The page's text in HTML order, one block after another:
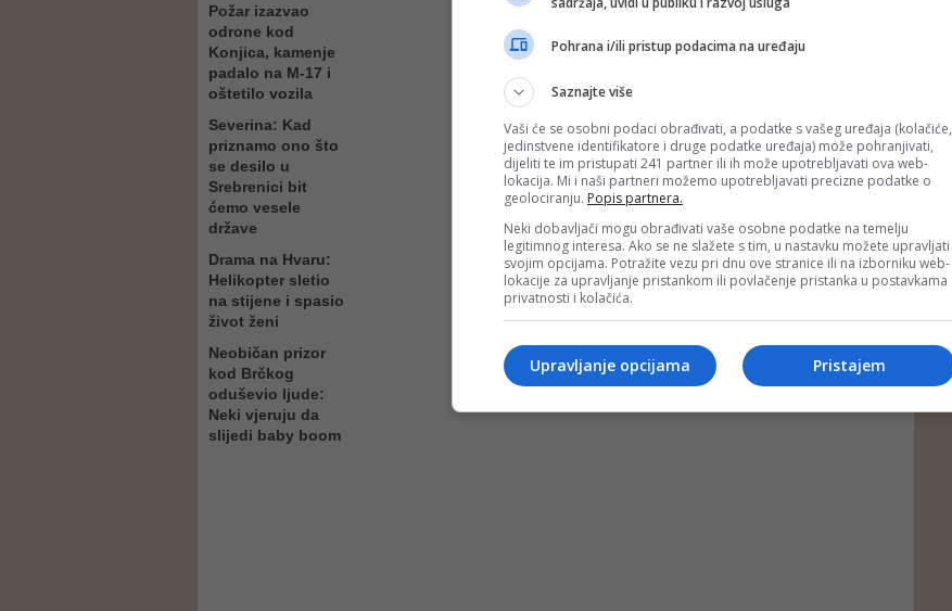
Požar izazvao
odrone kod
Konjica, kamenje
padalo na M-17 i
oštetilo vozila
Severina: Kad
priznamo ono što
se desilo u
Srebrenici bit
ćemo vesele
države
Drama na Hvaru:
Helikopter sletio
na stijene i spasio
život ženi
Neobičan prizor
kod Brčkog
oduševio ljude:
Neki vjeruju da
slijedi baby boom
Pohrana i/ili pristup podacima na uređaju
Saznajte više
Vaši će se osobni podaci obrađivati, a podatke s vašeg uređaja (kolačiće,
jedinstvene identifikatore i druge podatke uređaja) može pohranjivati,
dijeliti te im pristupati 241 partner ili ih može upotrebljavati ova web-
lokacija. Mi i naši partneri možemo upotrebljavati precizne podatke o
geolociranju. Popis partnera.
Neki dobavljači mogu obrađivati vaše osobne podatke na temelju
legitimnog interesa. Ako se ne slažete s tim, u nastavku možete upravljati
svojim opcijama. Potražite vezu pri dnu ove stranice ili na izborniku web-
lokacije za upravljanje pristankom ili povlačenje pristanka u postavkama
privatnosti i kolačića.
Pristajem
Upravljanje opcijama